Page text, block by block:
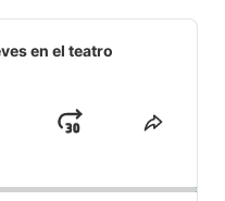
en el teatro
JumpShare